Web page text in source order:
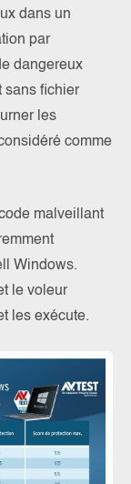
dans un
par
dangereux
sans fichier
les
comme
malveillant
Windows.
le voleur
les exécute.